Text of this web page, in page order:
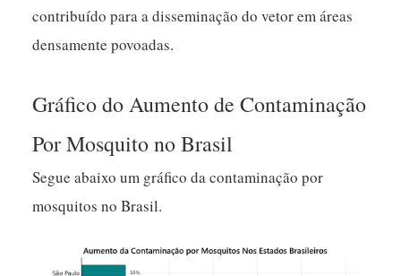
contribuído para a disseminação do vetor em áreas
densamente povoadas.
Gráfico do Aumento de Contaminação
Por Mosquito no Brasil
Segue abaixo um gráfico da contaminação por
mosquitos no Brasil.